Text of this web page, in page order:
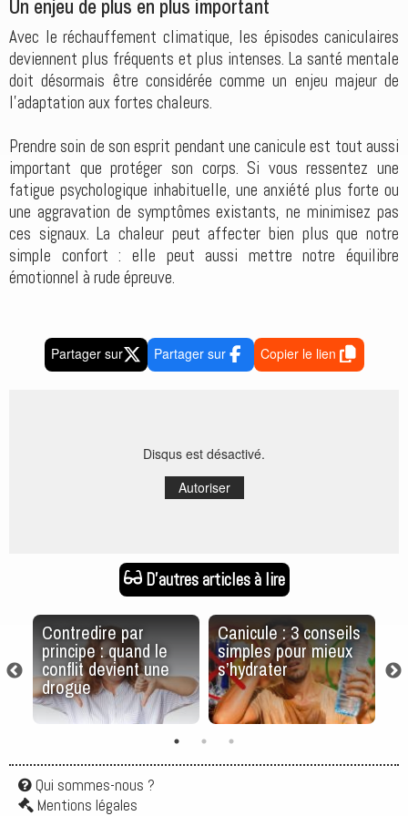
Un enjeu de plus en plus important
Avec le réchauffement climatique, les épisodes caniculaires
deviennent plus fréquents et plus intenses. La santé mentale
doit désormais être considérée comme un enjeu majeur de
l'adaptation aux fortes chaleurs.
Prendre soin de son esprit pendant une canicule est tout aussi
important que protéger son corps. Si vous ressentez une
fatigue psychologique inhabituelle, une anxiété plus forte ou
une aggravation de symptômes existants, ne minimisez pas
ces signaux. La chaleur peut affecter bien plus que notre
simple confort : elle peut aussi mettre notre équilibre
émotionnel à rude épreuve.
Partager sur Partager sur Copier le lien
Disqus est désactivé.
Autoriser
D'autres articles à lire
Contredire par
principe : quand le
conflit devient une
drogue
Canicule : 3 conseils
simples pour mieux
s’hydrater
Qui sommes-nous ?
Mentions légales